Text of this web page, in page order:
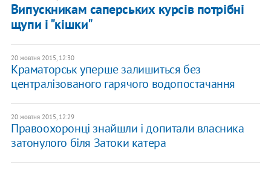
Випускникам саперських курсів потрібні
щупи і "кішки"
20 жовтня 2015, 12:30
Краматорськ уперше залишиться без
централізованого гарячого водопостачання
20 жовтня 2015, 12:29
Правоохоронці знайшли і допитали власника
затонулого біля Затоки катера